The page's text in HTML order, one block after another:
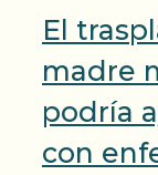
El
madre
podría
con